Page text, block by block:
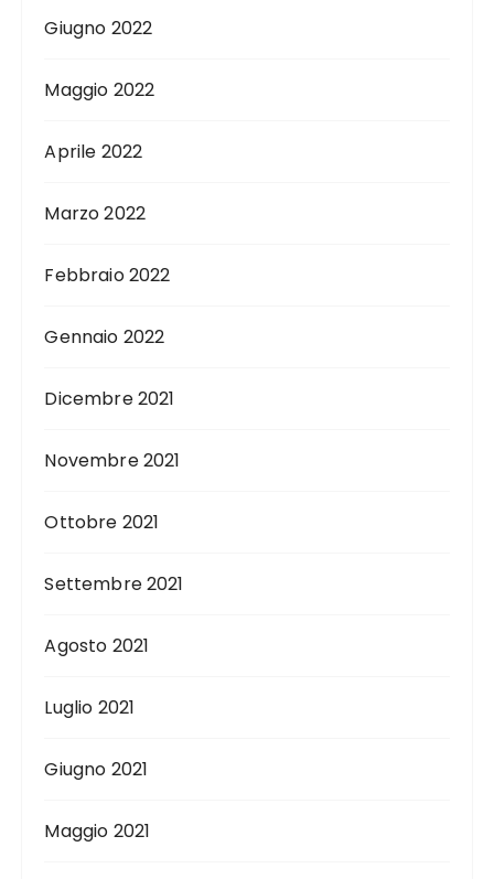
Giugno 2022
Maggio 2022
Aprile 2022
Marzo 2022
Febbraio 2022
Gennaio 2022
Dicembre 2021
Novembre 2021
Ottobre 2021
Settembre 2021
Agosto 2021
Luglio 2021
Giugno 2021
Maggio 2021